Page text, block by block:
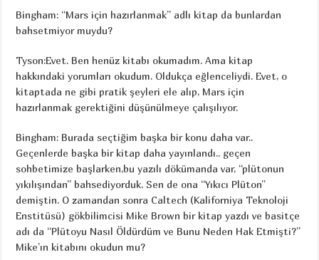
Bingham: “Mars için hazırlanmak” adlı kitap da bunlardan
bahsetmiyor muydu?
Tyson:Evet. Ben henüz kitabı okumadım. Ama kitap
hakkındaki yorumları okudum. Oldukça eğlenceliydi. Evet, o
kitaptada ne gibi pratik şeyleri ele alıp, Mars için
hazırlanmak gerektiğini düşünülmeye çalışılıyor.
Bingham: Burada seçtiğim başka bir konu daha var..
Geçenlerde başka bir kitap daha yayınlandı.. geçen
sohbetimize başlarken,bu yazılı dökümanda var, “plütonun
yıkılışından” bahsediyorduk. Sen de ona “Yıkıcı Plüton”
demiştin. O zamandan sonra Caltech (Kaliforniya Teknoloji
Enstitüsü) gökbilimcisi Mike Brown bir kitap yazdı ve basitçe
adı da “Plütoyu Nasıl Öldürdüm ve Bunu Neden Hak Etmişti?”
Mike’ın kitabını okudun mu?